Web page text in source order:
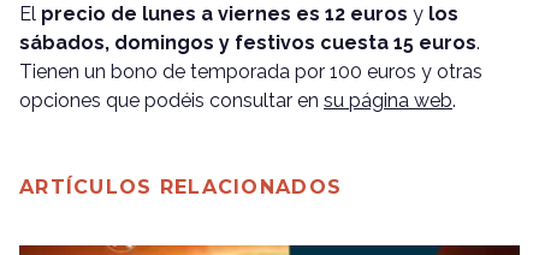
El precio de lunes a viernes es 12 euros y los
sábados, domingos y festivos cuesta 15 euros.
Tienen un bono de temporada por 100 euros y otras
opciones que podéis consultar en su página web.
ARTÍCULOS RELACIONADOS